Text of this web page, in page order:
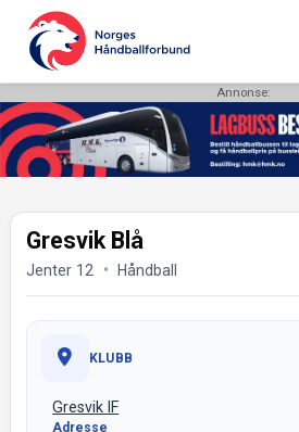
Annonse:
Gresvik Blå
Jenter 12 Håndball
KLUBB
Gresvik IF
Adresse